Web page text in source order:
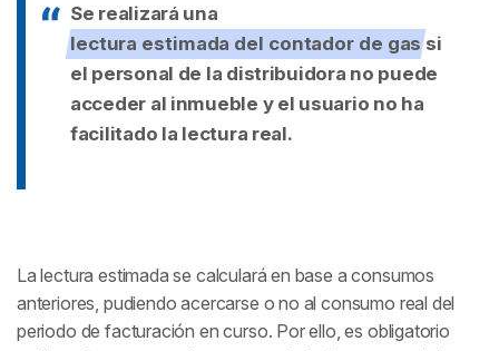
Se realizará una
lectura estimada del contador de gassi
el personal de la distribuidora no puede
acceder al inmueble y el usuario no ha
facilitado la lectura real.
La lectura estimada se calculará en base a consumos
anteriores, pudiendo acercarse o no al consumo real del
periodo de facturación en curso. Por ello, es obligatorio